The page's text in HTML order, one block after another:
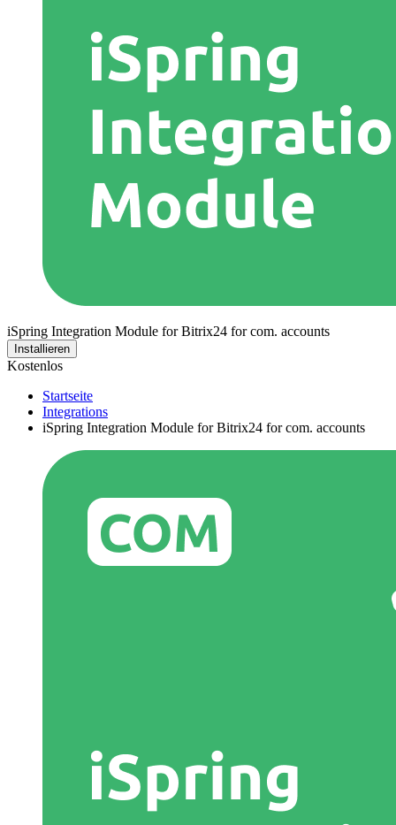
iSpring Integration Module for Bitrix24 for com. accounts
Installieren
Kostenlos
Startseite
Integrations
iSpring Integration Module for Bitrix24 for com. accounts